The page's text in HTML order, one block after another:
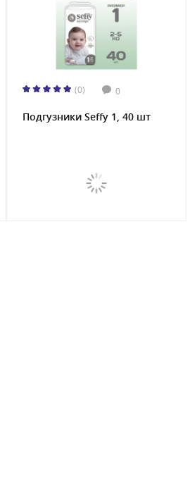
(0) 0
Подгузники Seffy 1, 40 шт